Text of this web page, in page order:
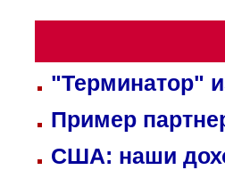
"Терминатор"
Пример
США: наши